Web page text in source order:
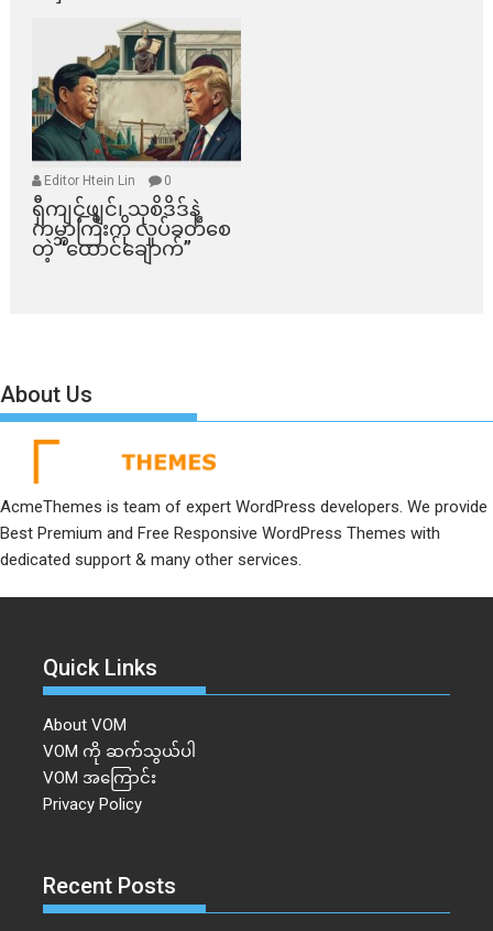
Editor Htein Lin 0
ရှီကျင့်ဖျင်၊ သုစိဒိဒ်နဲ့
ကမ္ဘာကြီးကို လှုပ်ခတ်စေ
တဲ့ “ထောင်ချောက်”
About Us
AcmeThemes is team of expert WordPress developers. We provide
Best Premium and Free Responsive WordPress Themes with
dedicated support & many other services.
Quick Links
About VOM
VOM ကို ဆက်သွယ်ပါ
VOM အကြောင်း
Privacy Policy
Recent Posts